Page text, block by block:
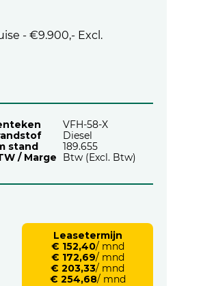
- €9.900,- Excl.
VFH-58-X
Diesel
stand
189.655
/ Marge
Btw (Excl. Btw)
Leasetermijn
€ 152,40/ mnd
€ 172,69/ mnd
€ 203,33/ mnd
€ 254,68/ mnd